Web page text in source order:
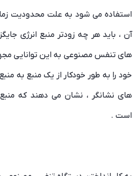
استفاده می شود به علت محدودیت
آن ، باید هر چه زودتر منبع انرژی
های تنفس مصنوعی به این توانایی
خود را به طور خودکار از یک منبع به
های نشانگر ، نشان می دهند که منبع
است .